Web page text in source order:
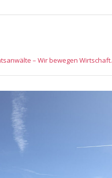
– Wir bewegen Wirtschaft.